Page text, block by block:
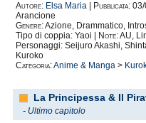
Autore: Elsa Maria Pubblicata: 03/
Arancione
Genere:Azione, Drammatico,
Tipo di coppia: Yaoi |
Note:AU,
Personaggi: Seijuro Akashi,
Kuroko
Categoria:Anime & Manga >
La Principessa & Il
- Ultimo capitolo